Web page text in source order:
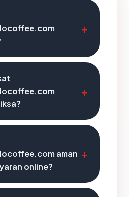
aman
online?